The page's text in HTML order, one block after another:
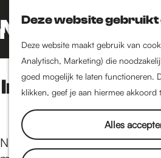
Deze website gebruikt
Deze website maakt gebruik van
Analytisch, Marketing) die
goed mogelijk te laten functioneren.
klikken, geef je aan hiermee akkoord
Alles
a
n
a
d
Z
o
e
k
e
n
K
a
a
r
t
M
e
n
Historie
De
IntoNijmegen
Nijmegen is een stad vol met